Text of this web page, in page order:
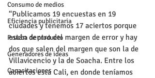
Consumo de medios
Eficiencia publicitaria
Prueba de producto
Generadores de ideas
Capacitaciones
“Publicamos 19 encuestas en 19
ciudades y tenemos 17 aciertos porque
están dentro del margen de error y hay
dos que salen del margen que son la de
Villavicencio y la de Soacha. Entre los
aciertos está Cali, en donde teníamos